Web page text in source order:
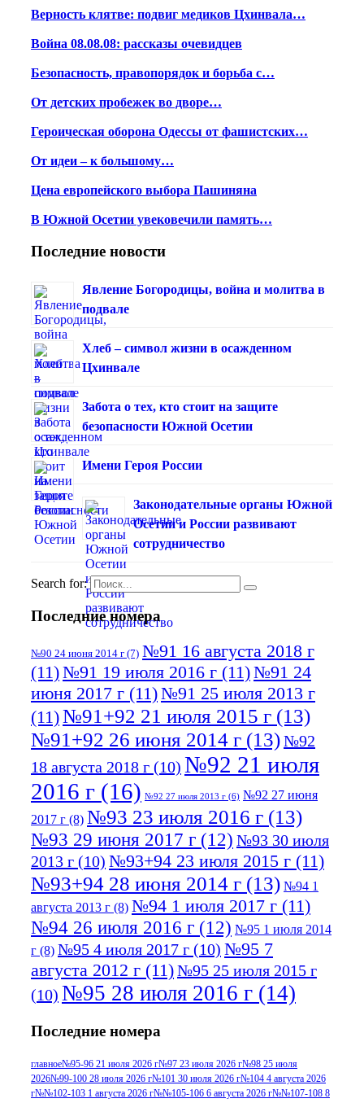
Верность клятве: подвиг медиков Цхинвала…
Война 08.08.08: рассказы очевидцев
Безопасность, правопорядок и борьба с…
От детских пробежек во дворе…
Героическая оборона Одессы от фашистских…
От идеи – к большому…
Цена европейского выбора Пашиняна
В Южной Осетии увековечили память…
Последние новости
Явление Богородицы, война и молитва в
подвале
Хлеб – символ жизни в осажденном
Цхинвале
Забота о тех, кто стоит на защите
безопасности Южной Осетии
Имени Героя России
Законодательные органы Южной
Осетии и России развивают
сотрудничество
Search for:
Последние номера
№90 24 июня 2014 г (7) №91 16 августа 2018 г
(11)№91 19 июля 2016 г (11)№91 24
июня 2017 г (11)№91 25 июля 2013 г
(11)№91+92 21 июля 2015 г (13)
№91+92 26 июня 2014 г (13)№92
18 августа 2018 г (10) №92 21 июля
2016 г (16) №92 27 июля 2013 г (6) №92 27 июня
2017 г (8) №93 23 июля 2016 г (13)
№93 29 июня 2017 г (12) №93 30 июля
2013 г (10) №93+94 23 июля 2015 г (11)
№93+94 28 июня 2014 г (13) №94 1
августа 2013 г (8) №94 1 июля 2017 г (11)
№94 26 июля 2016 г (12) №95 1 июля 2014
г (8) №95 4 июля 2017 г (10) №95 7
августа 2012 г (11)№95 25 июля 2015 г
(10) №95 28 июля 2016 г (14)
июля 2017 г(11)№96 9 августа 2012
г(13) №96 28 июля 2015 г(9) №96+97 3
июля 2014 г(10)№96+97 30 июля
Последние номера
главное№95-96 21 июля 2026 г№97 23 июля 2026 г№98 25 июля
2026№99-100 28 июля 2026 г№101 30 июля 2026 г№104 4 августа 2026
г№№102-103 1 августа 2026 г№№105-106 6 августа 2026 г№№107-108 8